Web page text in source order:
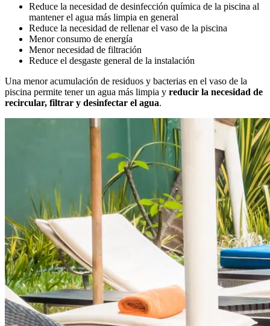
Reduce la necesidad de desinfección química de la piscina al
mantener el agua más limpia en general
Reduce la necesidad de rellenar el vaso de la piscina
Menor consumo de energía
Menor necesidad de filtración
Reduce el desgaste general de la instalación
Una menor acumulación de residuos y bacterias en el vaso de la
piscina permite tener un agua más limpia y reducir la necesidad de
recircular, filtrar y desinfectar el agua.